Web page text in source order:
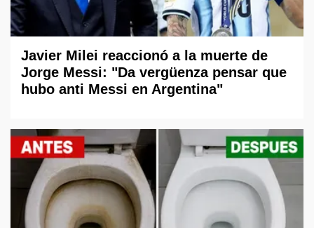
Javier Milei reaccionó a la muerte de
Jorge Messi: "Da vergüenza pensar que
hubo anti Messi en Argentina"